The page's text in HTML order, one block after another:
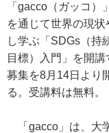
「gacco（ガッコ）
を通じて世界の現
し学ぶ「SDGs（持
目標）入門」を開
募集を8月14日より
る。受講料は無料。
「gacco」は、大